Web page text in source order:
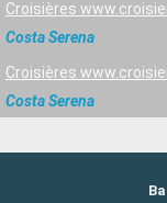
Croisières
Costa Serena
Croisières
Costa Serena